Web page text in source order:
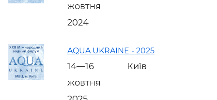
жовтня
2024
AQUA UKRAINE - 2025
14—16
жовтня
Київ